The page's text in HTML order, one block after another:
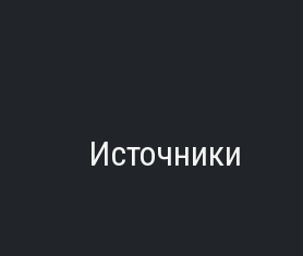
Источники